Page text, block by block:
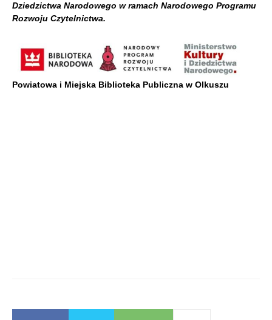
Dziedzictwa Narodowego w ramach Narodowego Programu
Rozwoju Czytelnictwa.
Powiatowa i Miejska Biblioteka Publiczna w Olkuszu